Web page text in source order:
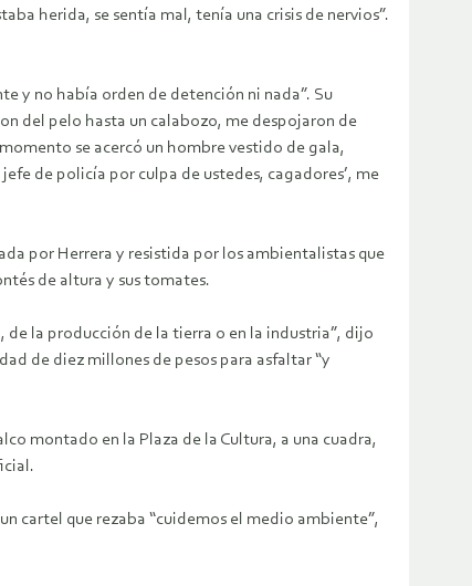
herida, se sentía mal, tenía una crisis de nervios”.
y no había orden de detención ni nada”. Su
del pelo hasta un calabozo, me despojaron de
se acercó un hombre vestido de gala,
de policía por culpa de ustedes, cagadores’, me
por Herrera y resistida por los ambientalistas que
de altura y sus tomates.
la producción de la tierra o en la industria”, dijo
de diez millones de pesos para asfaltar “y
montado en la Plaza de la Cultura, a una cuadra,
cartel que rezaba “cuidemos el medio ambiente”,